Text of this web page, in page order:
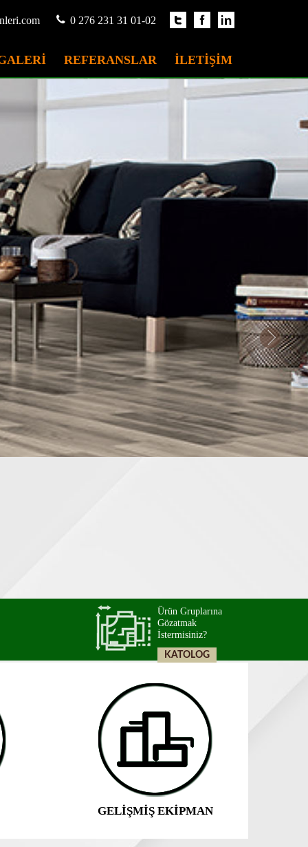
0 276 231 31 01-02
REFERANSLAR İLETİŞİM
Ürün Gruplarına
Gözatmak
İstermisiniz?
GELİŞMİŞ EKİPMAN